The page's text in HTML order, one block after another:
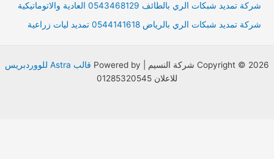
شركة تمديد شبكات الري بالطائف 0543468129 العادية والاتوماتيكية
شركة تمديد شبكات الري بالرياض 0544141618 تمديد ليات زراعية
Copyright © 2026 شركة النسيم | Powered by
قالب Astra للووردبريس
للاعلان 01285320545